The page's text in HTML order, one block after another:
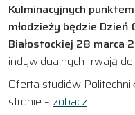
Kulminacyjnych
młodzieży będzie
Białostockiej 28 marca
indywidualnych trwają
Oferta studiów
stronie – zobacz